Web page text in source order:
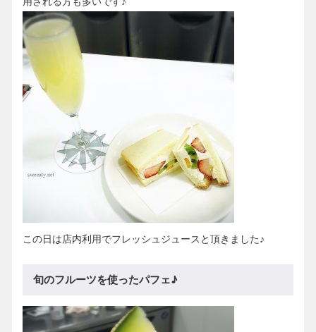
この日は店内利用でフレッシュジュースと頂きました♪
旬のフルーツを使ったパフェ♪